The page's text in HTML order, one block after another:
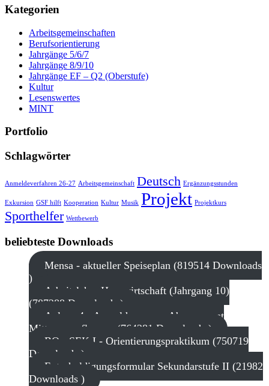
Kategorien
Arbeitsgemeinschaften
Berufsorientierung
Jahrgänge 5/6/7
Jahrgänge 8/9/10
Jahrgänge EF – Q2 (Oberstufe)
Kultur
Lesenswertes
MINT
Portfolio
Schlagwörter
Anmeldeverfahren 26-27 Arbeitsgemeinschaft Deutsch Ergänzungsstunden
Exkursion GSF hilft Kooperation Kultur Musik Projekt Projektkurs
Sporthelfer Wettbewerb
beliebteste Downloads
Mensa - aktueller Speiseplan (819514 Downloads
)
Arbeitslehre Hauswirtschaft (Jahrgang 10)
(787288 Downloads )
Anlage 4 - Anmeldung zum Abonnement
Mittagsverpflegung (764281 Downloads )
BO - SEK I - Orientierungspraktikum (750719
Downloads )
Entschuldigungsformular Sekundarstufe II (21982
Downloads )